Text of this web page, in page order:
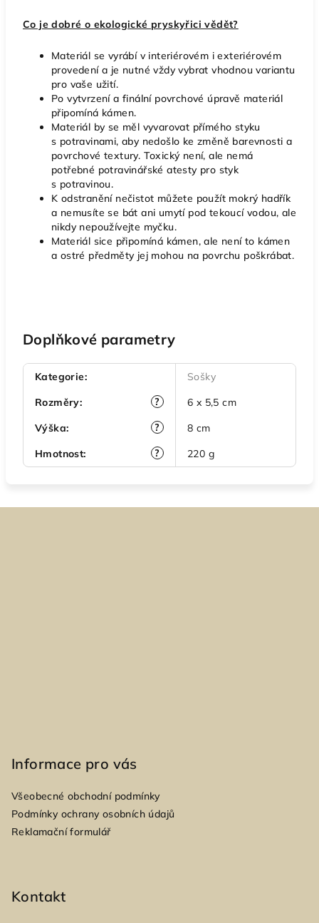
Co je dobré o ekologické pryskyřici vědět?
Materiál se vyrábí v interiérovém i exteriérovém
provedení a je nutné vždy vybrat vhodnou variantu
pro vaše užití.
Po vytvrzení a finální povrchové úpravě materiál
připomíná kámen.
Materiál by se měl vyvarovat přímého styku
s potravinami, aby nedošlo ke změně barevnosti a
povrchové textury. Toxický není, ale nemá
potřebné potravinářské atesty pro styk
s potravinou.
K odstranění nečistot můžete použít mokrý hadřík
a nemusíte se bát ani umytí pod tekoucí vodou, ale
nikdy nepoužívejte myčku.
Materiál sice připomíná kámen, ale není to kámen
a ostré předměty jej mohou na povrchu poškrábat.
Doplňkové parametry
Kategorie:
Sošky
?
Rozměry:
6 x 5,5 cm
?
Výška:
8 cm
?
Hmotnost: 220 g
Informace pro vás
Všeobecné obchodní podmínky
Podmínky ochrany osobních údajů
Reklamační formulář
Kontakt